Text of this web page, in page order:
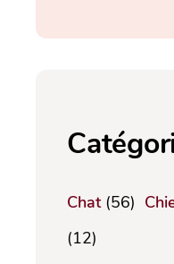
Chat(56)
(12)